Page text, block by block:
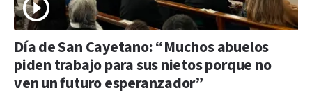
Día de San Cayetano: “Muchos abuelos
piden trabajo para sus nietos porque no
ven un futuro esperanzador”